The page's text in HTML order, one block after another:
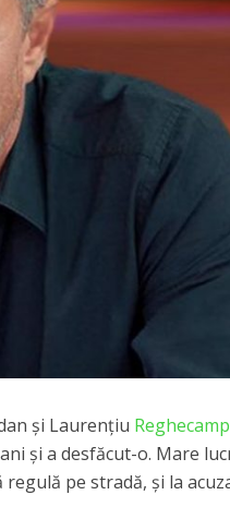
și Laurențiu
și a desfăcut-o. Mare
pe stradă, și la